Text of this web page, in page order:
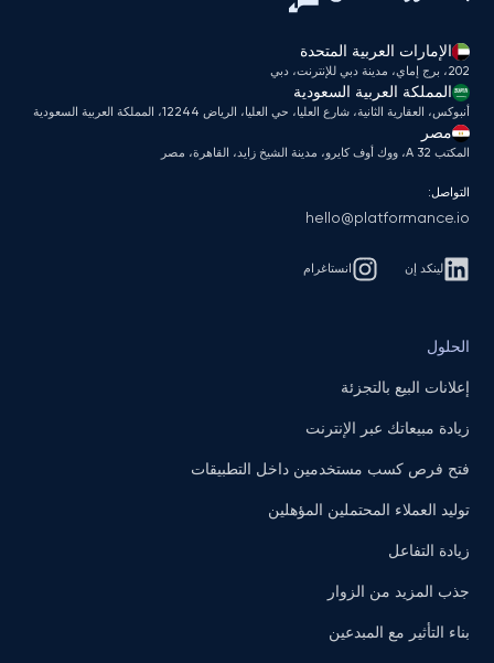
الإمارات العربية المتحدة
202، برج إماي، مدينة دبي للإنترنت، دبي
المملكة العربية السعودية
أنبوكس، العقارية الثانية، شارع العليا، حي العليا، الرياض 12244، المملكة العربية السعودية
مصر
المكتب A 32، ووك أوف كايرو، مدينة الشيخ زايد، القاهرة، مصر
التواصل:
hello@platformance.io
لينكد إن انستاغرام
الحلول
إعلانات البيع بالتجزئة
زيادة مبيعاتك عبر الإنترنت
فتح فرص كسب مستخدمين داخل التطبيقات
توليد العملاء المحتملين المؤهلين
زيادة التفاعل
جذب المزيد من الزوار
بناء التأثير مع المبدعين